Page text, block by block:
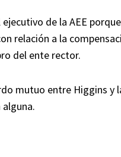
de la AEE
relación a la
del ente rector.
mutuo entre Higgins y